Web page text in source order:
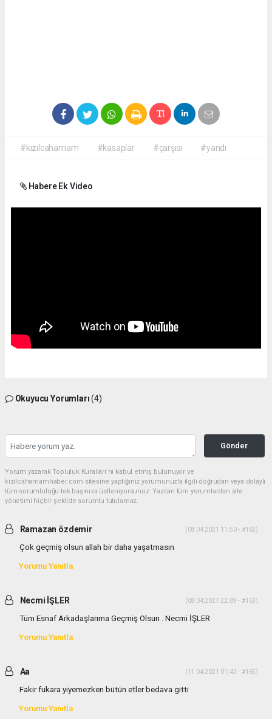
#kızılcahamam #kasaplar #çarşısı #yandı
Habere Ek Video
Okuyucu Yorumları(4)
Gönder
Yorum yazarak Topluluk Kuralları’nı kabul etmiş bulunuyor ve
kizilcahamamhaber.com sitesine yaptığınız yorumunuzla ilgili doğrudan veya dolaylı
tüm sorumluluğu tek başınıza üstleniyorsunuz. Yazılan tüm yorumlardan site
yönetimi hiçbir şekilde sorumlu tutulamaz.
Ramazan özdemir (08.04.2021 11:50 - #162)
Çok geçmiş olsun allah bir daha yaşatmasın
Yorumu Yanıtla
Necmi İŞLER (08.04.2021 22:09 - #163)
Tüm Esnaf Arkadaşlarıma Geçmiş Olsun . Necmi İŞLER
Yorumu Yanıtla
Aa (11.04.2021 01:42 - #165)
Fakir fukara yiyemezken bütün etler bedava gitti
Yorumu Yanıtla